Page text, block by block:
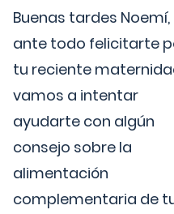
Buenas tardes Noemí,
ante todo felicitarte
tu reciente
vamos a intentar
ayudarte con algún
consejo sobre la
alimentación
complementaria de